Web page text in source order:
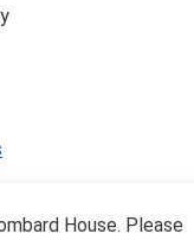
House. Please